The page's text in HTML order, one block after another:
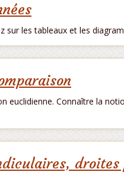
sur les tableaux et les
euclidienne. Connaître la